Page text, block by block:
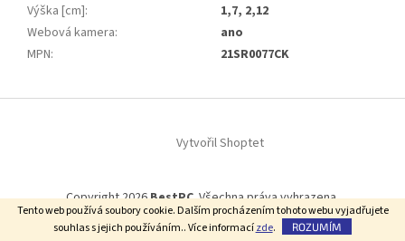
Tento web používá soubory cookie. Dalším procházením tohoto webu vyjadřujete
souhlas s jejich používáním.. Více informacízde. ROZUMÍM
Výška [cm]:
1,7, 2,12
Webová kamera:
ano
MPN: 21SR0077CK
Vytvořil Shoptet
Copyright 2026BestPC. Všechna práva vyhrazena.